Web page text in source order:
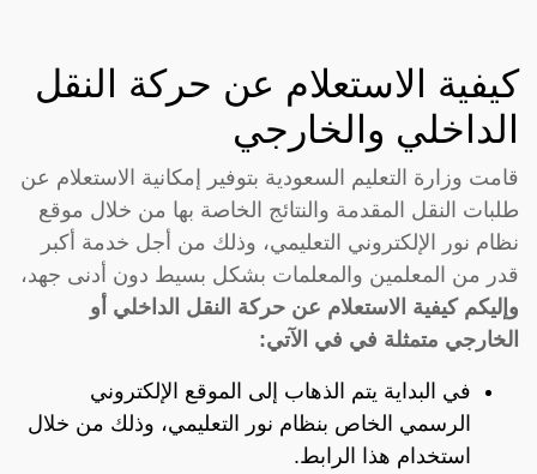
كيفية الاستعلام عن حركة النقل
الداخلي والخارجي
قامت وزارة التعليم السعودية بتوفير إمكانية الاستعلام عن
طلبات النقل المقدمة والنتائج الخاصة بها من خلال موقع
نظام نور الإلكتروني التعليمي، وذلك من أجل خدمة أكبر
قدر من المعلمين والمعلمات بشكل بسيط دون أدنى جهد،
وإليكم كيفية الاستعلام عن حركة النقل الداخلي أو
الخارجي متمثلة في في الآتي:
في البداية يتم الذهاب إلى الموقع الإلكتروني
الرسمي الخاص بنظام نور التعليمي، وذلك من خلال
استخدام هذا الرابط.